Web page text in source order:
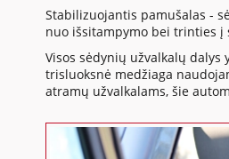
Stabilizuojantis pamušalas -
nuo išsitampymo bei trinties į
Visos sėdynių užvalkalų
trisluoksnė medžiaga
atramų užvalkalams, šie